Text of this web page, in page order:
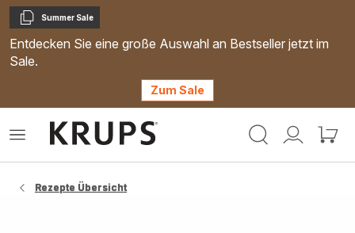
Kopieren
Summer Sale
Entdecken Sie eine große Auswahl an Bestseller jetzt im
Sale.
Zum Sale
Mein
Mein
Das
Rezepte Übersicht